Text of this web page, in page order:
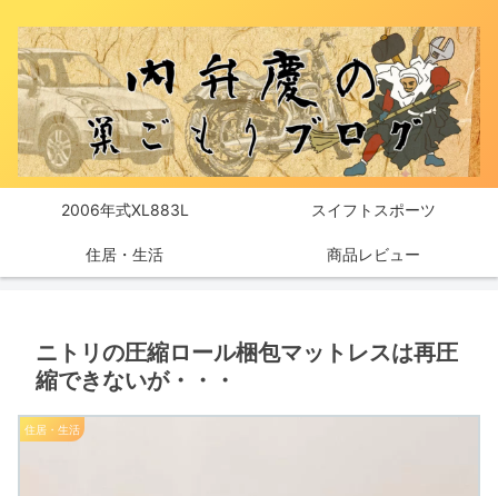
2006年式XL883L スイフトスポーツ
住居・生活 商品レビュー
ニトリの圧縮ロール梱包マットレスは再圧
縮できないが・・・
住居・生活